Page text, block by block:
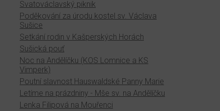
Svatováclavský piknik
Poděkování za úrodu kostel sv. Václava
Sušice
Setkání rodin v Kašperských Horách
Sušická pouť
Noc na Andělíčku (KOS Lomnice a KS
Vimperk)
Poutní slavnost Hauswaldské Panny Marie
Letíme na prázdniny - Mše sv. na Andělíčku
Lenka Filipová na Mouřenci